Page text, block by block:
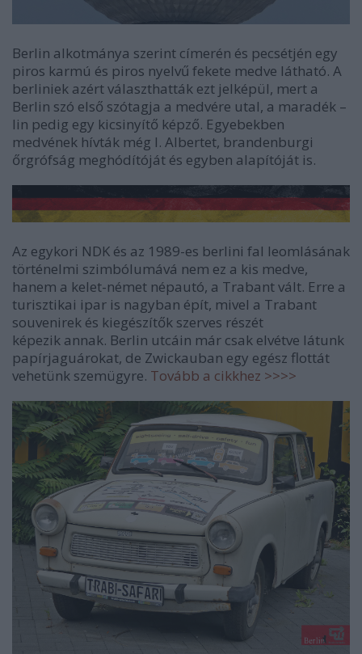
Berlin alkotmánya szerint címerén és pecsétjén egy
piros karmú és piros nyelvű fekete medve látható. A
berliniek azért választhatták ezt jelképül, mert a
Berlin szó első szótagja a medvére utal, a maradék –
lin pedig egy kicsinyítő képző. Egyebekben
medvének hívták még I. Albertet, brandenburgi
őrgrófság meghódítóját és egyben alapítóját is.
Az egykori NDK és az 1989-es berlini fal leomlásának
történelmi szimbólumává nem ez a kis medve,
hanem a kelet-német népautó, a Trabant vált. Erre a
turisztikai ipar is nagyban épít, mivel a Trabant
souvenirek és kiegészítők szerves részét
képezik annak. Berlin utcáin már csak elvétve látunk
papírjaguárokat, de Zwickauban egy egész flottát
vehetünk szemügyre. Tovább a cikkhez >>>>